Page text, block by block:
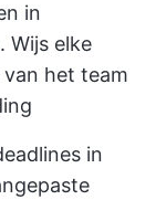
in
Wijs elke
het team
in